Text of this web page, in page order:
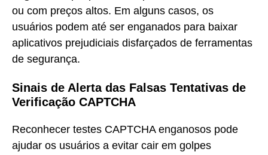
ou com preços altos. Em alguns casos, os
usuários podem até ser enganados para baixar
aplicativos prejudiciais disfarçados de ferramentas
de segurança.
Sinais de Alerta das Falsas Tentativas de
Verificação CAPTCHA
Reconhecer testes CAPTCHA enganosos pode
ajudar os usuários a evitar cair em golpes